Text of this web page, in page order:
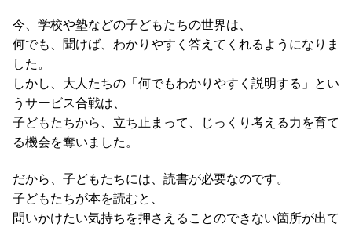
今、学校や塾などの子どもたちの世界は、
何でも、聞けば、わかりやすく答えてくれるようになりま
した。
しかし、大人たちの「何でもわかりやすく説明する」とい
うサービス合戦は、
子どもたちから、立ち止まって、じっくり考える力を育て
る機会を奪いました。
だから、子どもたちには、読書が必要なのです。
子どもたちが本を読むと、
問いかけたい気持ちを押さえることのできない箇所が出て